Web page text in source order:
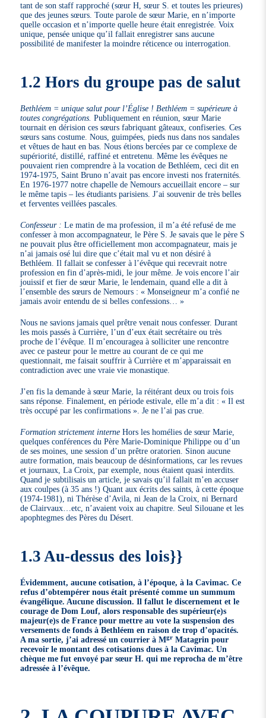
tant de son staff rapproché (sœur H, sœur S. et toutes les prieures)
que des jeunes sœurs. Toute parole de sœur Marie, en n’importe
quelle occasion et n’importe quelle heure était enregistrée. Voix
unique, pensée unique qu’il fallait enregistrer sans aucune
possibilité de manifester la moindre réticence ou interrogation.
1.2 Hors du groupe pas de salut
Bethléem = unique salut pour l’Église ! Bethléem = supérieure à
toutes congrégations. Publiquement en réunion, sœur Marie
tournait en dérision ces sœurs fabriquant gâteaux, confiseries. Ces
sœurs sans costume. Nous, guimpées, pieds nus dans nos sandales
et vêtues de haut en bas. Nous étions bercées par ce complexe de
supériorité, distillé, raffiné et entretenu. Même les évêques ne
pouvaient rien comprendre à la vocation de Bethléem, ceci dit en
1974-1975, Saint Bruno n’avait pas encore investi nos fraternités.
En 1976-1977 notre chapelle de Nemours accueillait encore – sur
le même tapis – les étudiants parisiens. J’ai souvenir de très belles
et ferventes veillées pascales.
Confesseur :Le matin de ma profession, il m’a été refusé de me
confesser à mon accompagnateur, le Père S. Je savais que le père S
ne pouvait plus être officiellement mon accompagnateur, mais je
n’ai jamais osé lui dire que c’était mal vu et non désiré à
Bethléem. Il fallait se confesser à l’évêque qui recevrait notre
profession en fin d’après-midi, le jour même. Je vois encore l’air
jouissif et fier de sœur Marie, le lendemain, quand elle a dit à
l’ensemble des sœurs de Nemours : « Monseigneur m’a confié ne
jamais avoir entendu de si belles confessions… »
Nous ne savions jamais quel prêtre venait nous confesser. Durant
les mois passés à Currière, l’un d’eux était secrétaire ou très
proche de l’évêque. Il m’encouragea à solliciter une rencontre
avec ce pasteur pour le mettre au courant de ce qui me
questionnait, me faisait souffrir à Currière et m’apparaissait en
contradiction avec une vraie vie monastique.
J’en fis la demande à sœur Marie, la réitérant deux ou trois fois
sans réponse. Finalement, en période estivale, elle m’a dit : « Il est
très occupé par les confirmations ». Je ne l’ai pas crue.
Formation strictement interne Hors les homélies de sœur Marie,
quelques conférences du Père Marie-Dominique Philippe ou d’un
de ses moines, une session d’un prêtre oratorien. Sinon aucune
autre formation, mais beaucoup de désinformations, car les revues
et journaux, La Croix, par exemple, nous étaient quasi interdits.
Quand je subtilisais un article, je savais qu’il fallait m’en accuser
aux coulpes (à 35 ans !) Quant aux écrits des saints, à cette époque
(1974-1981), ni Thérèse d’Avila, ni Jean de la Croix, ni Bernard
de Clairvaux…etc, n’avaient voix au chapitre. Seul Silouane et les
apophtegmes des Pères du Désert.
1.3 Au-dessus des lois}}
Évidemment, aucune cotisation, à l’époque, à la Cavimac. Ce
refus d’obtempérer nous était présenté comme un summum
évangélique. Aucune discussion. Il fallut le discernement et le
courage de Dom Louf, alors responsable des supérieur(e)s
majeur(e)s de France pour mettre au vote la suspension des
versements de fonds à Bethléem en raison de trop d’opacités.
A ma sortie, j’ai adressé un courrier à Mgr Matagrin pour
recevoir le montant des cotisations dues à la Cavimac. Un
chèque me fut envoyé par sœur H. qui me reprocha de m’être
adressée à l’évêque.